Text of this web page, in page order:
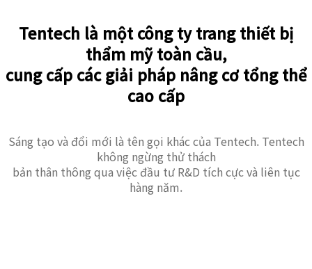
Tentech là một công ty trang thiết bị
thẩm mỹ toàn cầu,
cung cấp các giải pháp nâng cơ tổng thể
cao cấp
Sáng tạo và đổi mới là tên gọi khác của Tentech. Tentech
không ngừng thử thách
bản thân thông qua việc đầu tư R&D tích cực và liên tục
hàng năm.